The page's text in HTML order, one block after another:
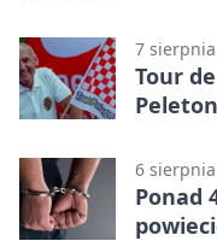
7
Tour
6
Ponad